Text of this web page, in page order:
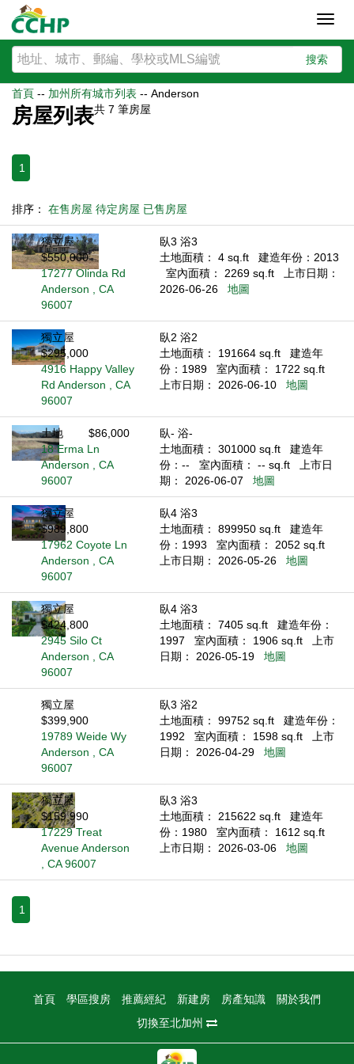
搜索
首頁 -- 加州所有城市列表 -- Anderson
房屋列表共 7 筆房屋
1
排序： 在售房屋 待定房屋 已售房屋
獨立屋
$550,000
17277 Olinda Rd
Anderson , CA
96007
臥3 浴3
土地面積： 4 sq.ft
建造年份：2013
室內面積： 2269 sq.ft
上市日期：
2026-06-26
地圖
獨立屋
$295,000
4916 Happy Valley
Rd Anderson , CA
96007
臥2 浴2
土地面積： 191664 sq.ft
建造年
份：1989
室內面積： 1722 sq.ft
上市日期： 2026-06-10
地圖
土地
$86,000
18 Erma Ln
Anderson , CA
96007
臥- 浴-
土地面積： 301000 sq.ft
建造年
份：--
室內面積： -- sq.ft
上市日
期： 2026-06-07
地圖
獨立屋
$989,800
17962 Coyote Ln
Anderson , CA
96007
臥4 浴3
土地面積： 899950 sq.ft
建造年
份：1993
室內面積： 2052 sq.ft
上市日期： 2026-05-26
地圖
獨立屋
$424,800
2945 Silo Ct
Anderson , CA
96007
臥4 浴3
土地面積： 7405 sq.ft
建造年份：
1997
室內面積： 1906 sq.ft
上市
日期： 2026-05-19
地圖
獨立屋
$399,900
19789 Weide Wy
Anderson , CA
96007
臥3 浴2
土地面積： 99752 sq.ft
建造年份：
1992
室內面積： 1598 sq.ft
上市
日期： 2026-04-29
地圖
獨立屋
$159,990
17229 Treat
Avenue Anderson
, CA 96007
臥3 浴3
土地面積： 215622 sq.ft
建造年
份：1980
室內面積： 1612 sq.ft
上市日期： 2026-03-06
地圖
1
首頁 學區搜房 推薦經紀 新建房 房產知識
關於我們
切換至北加州